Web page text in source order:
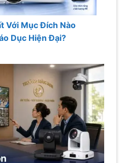
Với Mục Đích Nào
Dục Hiện Đại?